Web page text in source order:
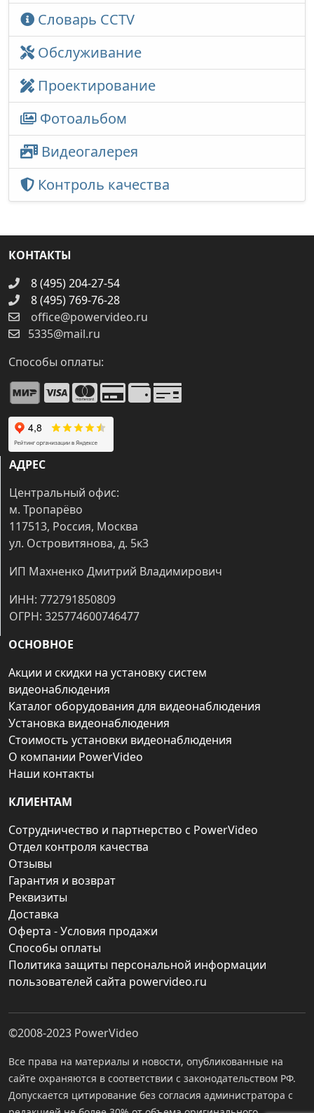
Словарь CCTV
Обслуживание
Проектирование
Фотоальбом
Видеогалерея
Контроль качества
КОНТАКТЫ
8 (495) 204-27-54
8 (495) 769-76-28
office@powervideo.ru
5335@mail.ru
Способы оплаты:
АДРЕС
Центральный офис:
м. Тропарёво
117513, Россия, Москва
ул. Островитянова, д. 5к3
ИП Махненко Дмитрий Владимирович
ИНН: 772791850809
ОГРН: 325774600746477
ОСНОВНОЕ
Акции и скидки на установку систем
видеонаблюдения
Каталог оборудования для видеонаблюдения
Установка видеонаблюдения
Стоимость установки видеонаблюдения
О компании PowerVideo
Наши контакты
КЛИЕНТАМ
Сотрудничество и партнерство с PowerVideo
Отдел контроля качества
Отзывы
Гарантия и возврат
Реквизиты
Доставка
Оферта - Условия продажи
Способы оплаты
Политика защиты персональной информации
пользователей сайта powervideo.ru
©2008-2023 PowerVideo
Все права на материалы и новости, опубликованные на
сайте охраняются в соответствии с законодательством РФ.
Допускается цитирование без согласия администратора с